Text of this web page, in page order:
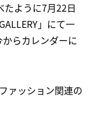
たように7月22日
」にて一
らカレンダーに
ァッション関連の